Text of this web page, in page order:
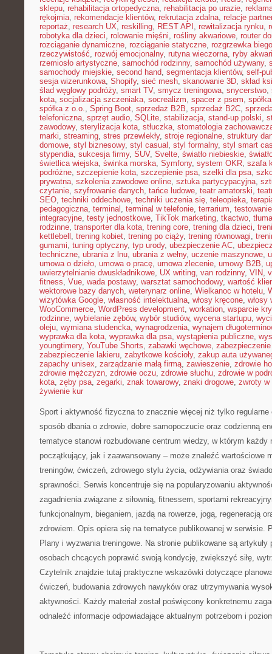
sklepu, rehabilitacja ortopedyczna, rehabilitacja po urazie,
rękojmia, rekomendacje klientów, rekrutacja zdalna, relacje
reportaż, research UX, reskilling, REST API , rewitalizacja rynku,
robotyka dla dzieci, rolowanie mięśni, rośliny akwariowe, router
rozciąganie dynamiczne, rozciąganie statyczne, rozgrzewka
rzeczywistość, rozwój emocjonalny, rutyna wieczorna, ryby
rzemiosło artystyczne, samochód rodzinny, samochód używany,
samochody miejskie, second hand, segmentacja klientów, self-
sesja wizerunkowa, Shopify, sieć mesh, skanowanie 3D, skład
ślad węglowy podróży, smart TV, smycz treningowa, snycerstwo,
kota, socjalizacja szczeniaka, socrealizm, spacer z psem,
spółka z o.o., Spring Boot, sprzedaż B2B, sprzedaż B2C,
telefoniczna, sprzęt audio, SQLite, stabilizacja, stand-up polski,
zawodowy, sterylizacja kota, stłuczka, stomatologia
marki, streaming, stres przewlekły, stroje regionalne, struktury
domowe, styl biznesowy, styl casual , styl formalny, styl smart
stypendia, sukcesja firmy, SUV, Svelte, światło niebieskie,
świetlica wiejska, świnka morska, Symfony, system OKR, szafa
podróżne, szczepienie kota, szczepienie psa, szelki dla psa,
prywatna, szkolenia zawodowe online, sztuka partycypacyjna,
czytanie, szyfrowanie danych, tańce ludowe, teatr amatorski,
SEO, techniki oddechowe, techniki uczenia się, teleopieka,
pedagogiczna, terminal , terminal w telefonie, terrarium,
integracyjne, testy jednostkowe, TikTok marketing, tkactwo,
rodzinne, transporter dla kota, trening core, trening dla dzieci,
kettlebell , trening kobiet, trening po ciąży, trening równowagi,
gumami, tuning optyczny, typ urody, ubezpieczenie AC,
techniczne, ubrania z lnu, ubrania z wełny, uczenie maszynowe,
umowa o dzieło, umowa o pracę, umowa zlecenie, umowy B2B,
uwierzytelnianie dwuskładnikowe, UX writing, van rodzinny, VIN,
fitness, Vue, wada postawy, warsztat samochodowy, wartość
wektorowe bazy danych, weterynarz online, Wielkanoc w hotelu,
wizytówka Google, własność intelektualna, włosy kręcone, włosy
WooCommerce, WordPress development, workation, wsparcie
rodzinne, wybielanie zębów, wybór studiów, wycena startupu,
oleju, wymiana studencka, wynagrodzenia, wynajem
wyprawka dla kota, wyprawka dla psa, wystąpienia publiczne,
youngtimery, YouTube Shorts, zabawki węchowe,
zabezpieczenie lakieru, zabytkowe kościoły, zakup auta
zapachy unisex, zarządzanie małą firmą, zawieszenie, zdrowie
zdrowie mężczyzn, zdrowie oczu, zdrowie słuchu, zdrowie w
kota, zęby psa, zegarki, znak towarowy, znaki drogowe, zwroty w
żywienie kur
Sport i aktywność fizyczna to znacznie więcej niż tylko
sposób dbania o zdrowie, dobre samopoczucie oraz codzienną
tematyce stanowi rozbudowane centrum wiedzy, w którym każdy
początkujący, jak i zaawansowany – może znaleźć wartościowe
treningów, ćwiczeń, zdrowego stylu życia, odżywiania oraz
sprawności. Serwis koncentruje się na popularyzowaniu
zagadnienia związane z siłownią, fitnessem, sportami
funkcjonalnym, bieganiem, jazdą na rowerze, jogą, regeneracją
zdrowiem. Opis opiera się na tematyce publikowanej w serwisie.
Plany i wyzwania treningowe. Na stronie publikowane są
osobach chcących poprawić swoją kondycję, zwiększyć siłę,
Czytelnik znajdzie tutaj praktyczne wskazówki dotyczące
ćwiczeń, budowania zdrowych nawyków oraz utrzymywania
aktywności. Każdy materiał został poświęcony konkretnemu
odnaleźć informacje odpowiadające aktualnym potrzebom i